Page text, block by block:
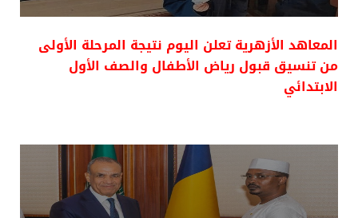
المعاهد الأزهرية تعلن اليوم نتيجة المرحلة الأولى
من تنسيق قبول رياض الأطفال والصف الأول
الابتدائي